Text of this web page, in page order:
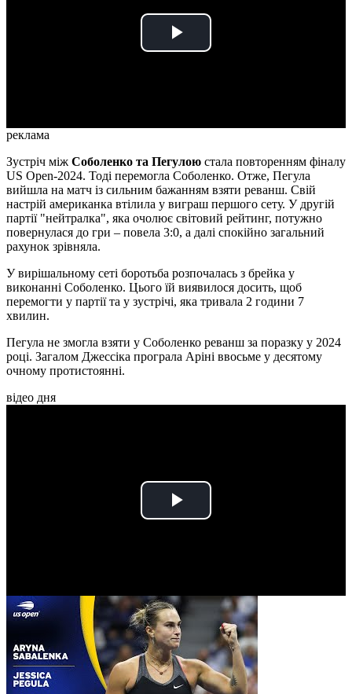
Play
реклама
Зустріч між Соболенко та Пегулою стала повторенням фіналу
US Open-2024. Тоді перемогла Соболенко. Отже, Пегула
вийшла на матч із сильним бажанням взяти реванш. Свій
настрій американка втілила у виграш першого сету. У другій
партії "нейтралка", яка очолює світовий рейтинг, потужно
повернулася до гри – повела 3:0, а далі спокійно загальний
рахунок зрівняла.
У вирішальному сеті боротьба розпочалась з брейка у
виконанні Соболенко. Цього їй виявилося досить, щоб
перемогти у партії та у зустрічі, яка тривала 2 години 7
хвилин.
Пегула не змогла взяти у Соболенко реванш за поразку у 2024
році. Загалом Джессіка програла Аріні ввосьме у десятому
очному протистоянні.
відео дня
Play